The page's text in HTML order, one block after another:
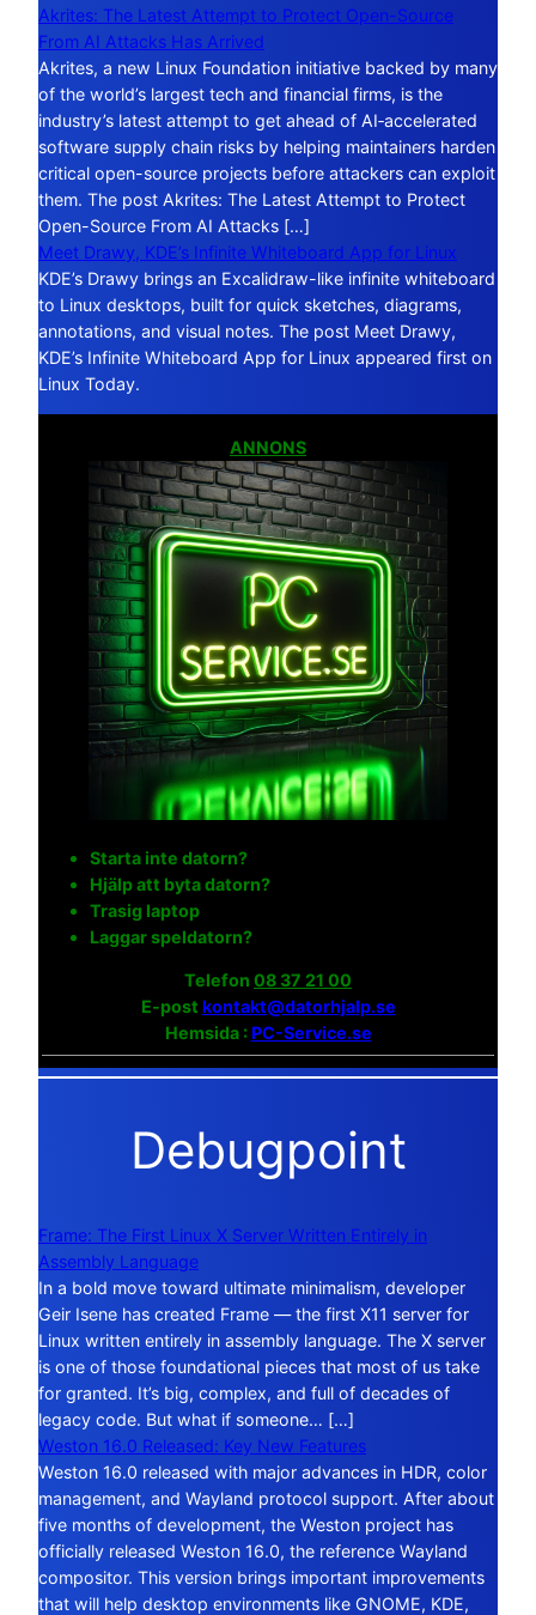
Akrites: The Latest Attempt to Protect Open-Source
From AI Attacks Has Arrived
Akrites, a new Linux Foundation initiative backed by many
of the world’s largest tech and financial firms, is the
industry’s latest attempt to get ahead of AI‑accelerated
software supply chain risks by helping maintainers harden
critical open-source projects before attackers can exploit
them. The post Akrites: The Latest Attempt to Protect
Open-Source From AI Attacks […]
Meet Drawy, KDE’s Infinite Whiteboard App for Linux
KDE’s Drawy brings an Excalidraw-like infinite whiteboard
to Linux desktops, built for quick sketches, diagrams,
annotations, and visual notes. The post Meet Drawy,
KDE’s Infinite Whiteboard App for Linux appeared first on
Linux Today.
ANNONS
Starta inte datorn?
Hjälp att byta datorn?
Trasig laptop
Laggar speldatorn?
Telefon 08 37 21 00
E-post kontakt@datorhjalp.se
Hemsida :PC-Service.se
Debugpoint
Frame: The First Linux X Server Written Entirely in
Assembly Language
In a bold move toward ultimate minimalism, developer
Geir Isene has created Frame — the first X11 server for
Linux written entirely in assembly language. The X server
is one of those foundational pieces that most of us take
for granted. It’s big, complex, and full of decades of
legacy code. But what if someone… […]
Weston 16.0 Released: Key New Features
Weston 16.0 released with major advances in HDR, color
management, and Wayland protocol support. After about
five months of development, the Weston project has
officially released Weston 16.0, the reference Wayland
compositor. This version brings important improvements
that will help desktop environments like GNOME, KDE,